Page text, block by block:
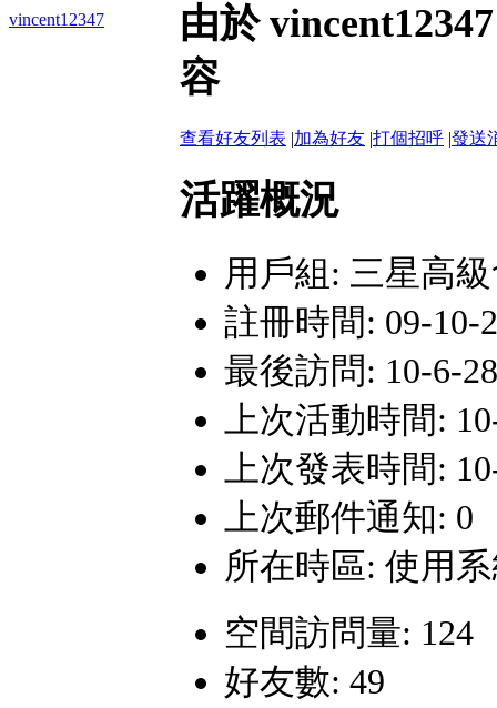
vincent12347
由於
容
查看好友列表 |加為好友 |打個招呼 |發送
活躍概況
用戶組: 三星高
註冊時間: 09-10-
最後訪問: 10-6-
上次活動時間:
上次發表時間:
上次郵件通知: 0
所在時區: 使用
空間訪問量: 124
好友數: 49